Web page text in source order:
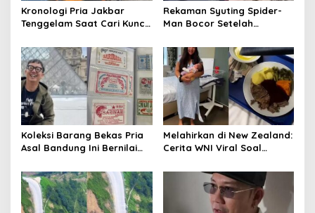
a
t
i
o
n
Kronologi Pria Jakbar
Tenggelam Saat Cari Kunci
Rekaman Syuting Spider-
Man Bocor Setelah
di Threads
Koleksi Barang Bekas Pria
Asal Bandung Ini Bernilai
Melahirkan di New Zealand:
Cerita WNI Viral Soal